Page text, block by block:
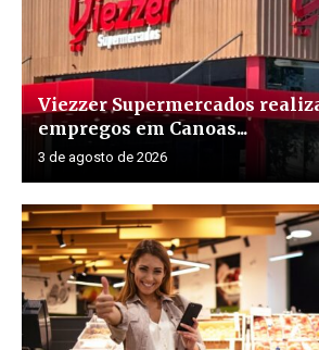
Viezzer Supermercados
empregos em Canoas...
3 de agosto de 2026